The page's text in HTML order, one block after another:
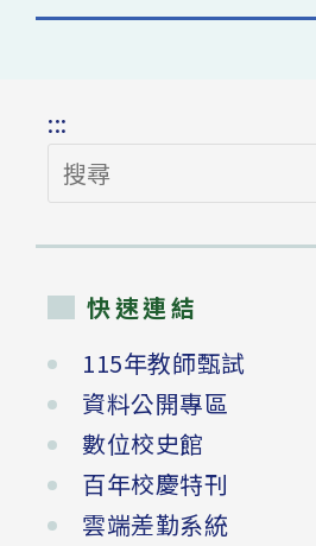
:::
搜
尋
快速連結
115年教師甄試
資料公開專區
數位校史館
百年校慶特刊
雲端差勤系統